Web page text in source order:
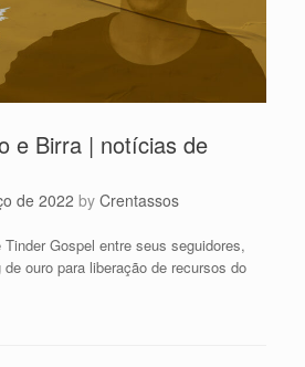
e Birra | notícias de
de 2022 by Crentassos
Gospel entre seus seguidores,
ouro para liberação de recursos do